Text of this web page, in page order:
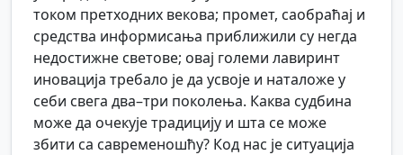
током претходних векова; промет, саобраћај и
средства информисања приближили су негда
недостижне светове; овај големи лавиринт
иновација требало је да усвоје и наталоже у
себи свега два–три поколења. Каква судбина
може да очекује традицију и шта се може
збити са савременошћу? Код нас је ситуација